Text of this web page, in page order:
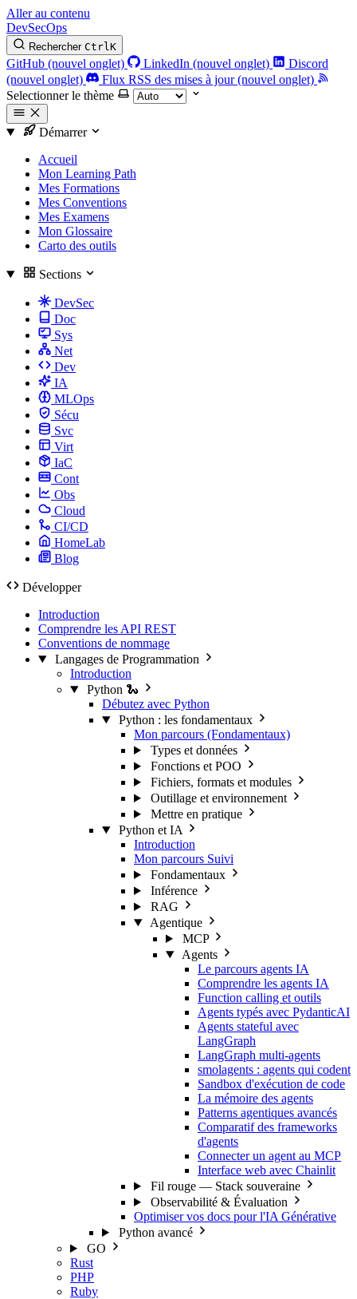
Aller au contenu
DevSecOps
Rechercher CtrlK
GitHub (nouvel onglet) LinkedIn (nouvel onglet)
Discord
(nouvel onglet)
Flux RSS des mises à jour (nouvel onglet)
Selectionner le thème
Démarrer
Accueil
Mon Learning Path
Mes Formations
Mes Conventions
Mes Examens
Mon Glossaire
Carto des outils
Sections
DevSec
Doc
Sys
Net
Dev
IA
MLOps
Sécu
Svc
Virt
IaC
Cont
Obs
Cloud
CI/CD
HomeLab
Blog
Développer
Introduction
Comprendre les API REST
Conventions de nommage
Langages de Programmation
Introduction
Python 🐍
Débutez avec Python
Python : les fondamentaux
Mon parcours (Fondamentaux)
Types et données
Fonctions et POO
Fichiers, formats et modules
Outillage et environnement
Mettre en pratique
Python et IA
Introduction
Mon parcours Suivi
Fondamentaux
Inférence
RAG
Agentique
MCP
Agents
Le parcours agents IA
Comprendre les agents IA
Function calling et outils
Agents typés avec PydanticAI
Agents stateful avec
LangGraph
LangGraph multi-agents
smolagents : agents qui codent
Sandbox d'exécution de code
La mémoire des agents
Patterns agentiques avancés
Comparatif des frameworks
d'agents
Connecter un agent au MCP
Interface web avec Chainlit
Fil rouge — Stack souveraine
Observabilité & Évaluation
Optimiser vos docs pour l'IA Générative
Python avancé
GO
Rust
PHP
Ruby